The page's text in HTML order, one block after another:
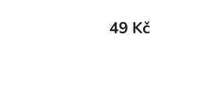
49 Kč